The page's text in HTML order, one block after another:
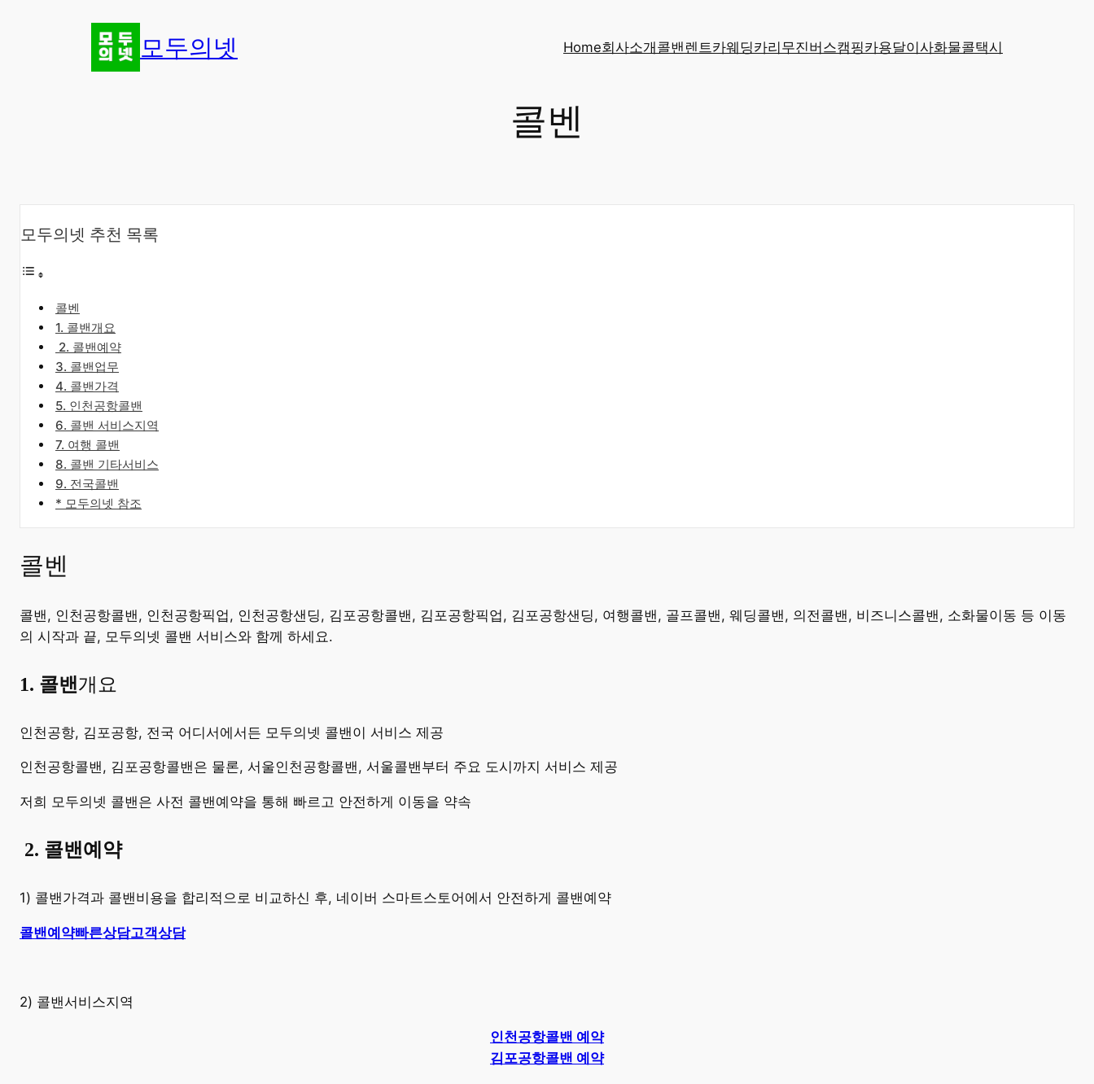
모두의넷 Home회사소개 콜밴 렌트카웨딩카리무진버스캠핑카용달이사화물콜택시
콜벤
모두의넷 추천 목록
콜벤
​1. 콜밴개요
​2. 콜밴예약
3. 콜밴업무
4. 콜밴가격
5. 인천공항콜밴
6. 콜밴 서비스지역
7. 여행 콜밴
8. 콜밴 기타서비스
9. 전국콜밴
* 모두의넷 참조
콜벤
콜밴, 인천공항콜밴, 인천공항픽업, 인천공항샌딩, 김포공항콜밴, 김포공항픽업, 김포공항샌딩, 여행콜밴, 골프콜밴, 웨딩콜밴, 의전콜밴, 비즈니스콜밴, 소화물이동 등 이동
의 시작과 끝, 모두의넷 콜밴 서비스와 함께 하세요.
​1. 콜밴개요
​인천공항, 김포공항, 전국 어디서에서든 모두의넷 콜밴이 서비스 제공
인천공항콜밴, 김포공항콜밴은 물론, 서울인천공항콜밴, 서울콜밴부터 주요 도시까지 서비스 제공
저희 모두의넷 콜밴은 사전 콜밴예약을 통해 빠르고 안전하게 이동을 약속
2. 콜밴예약
1) 콜밴가격과 콜밴비용을 합리적으로 비교하신 후, 네이버 스마트스토어에서 안전하게 콜밴예약
콜밴예약빠른상담고객상담
2) 콜밴서비스지역
인천공항콜밴 예약
김포공항콜밴 예약